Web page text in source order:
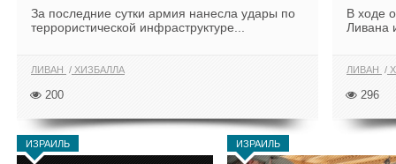
За последние сутки армия нанесла удары по
террористической инфраструктуре...
ЛИВАН ХИЗБАЛЛА
200
В ходе
Ливана
ЛИВАН
296
ИЗРАИЛЬ ИЗРАИЛЬ